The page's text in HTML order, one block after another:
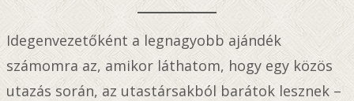
Idegenvezetőként a legnagyobb ajándék
számomra az, amikor láthatom, hogy egy közös
utazás során, az utastársakból barátok lesznek –